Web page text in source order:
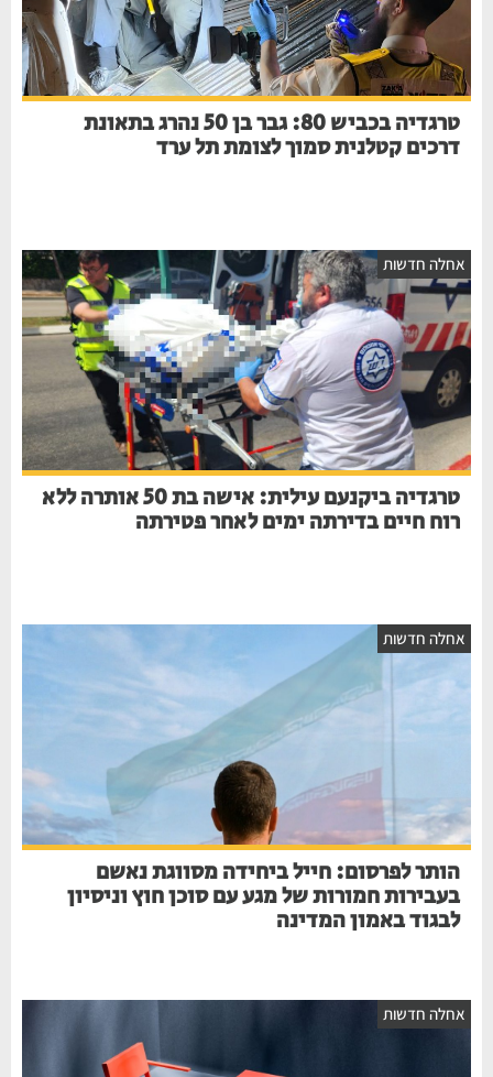
טרגדיה בכביש 80: גבר בן 50 נהרג בתאונת
דרכים קטלנית סמוך לצומת תל ערד
חדשות
טרגדיה ביקנעם עילית: אישה בת 50 אותרה ללא
רוח חיים בדירתה ימים לאחר פטירתה
חדשות
הותר לפרסום: חייל ביחידה מסווגת נאשם
בעבירות חמורות של מגע עם סוכן חוץ וניסיון
לבגוד באמון המדינה
חדשות